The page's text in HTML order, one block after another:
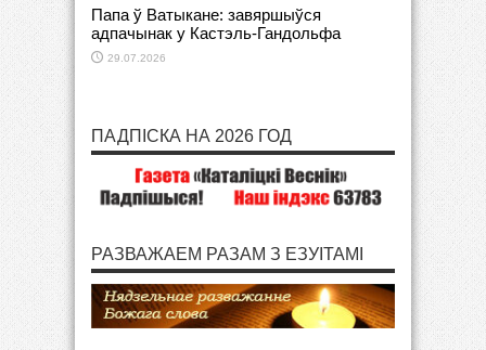
Папа ў Ватыкане: завяршыўся
адпачынак у Кастэль-Гандольфа
29.07.2026
ПАДПІСКА НА 2026 ГОД
РАЗВАЖАЕМ РАЗАМ З ЕЗУІТАМІ